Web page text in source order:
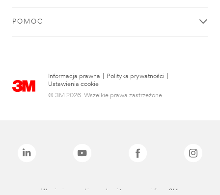
POMOC
Informacja prawna Polityka prywatności
Ustawienia cookie
© 3M 2026. Wszelkie prawa zastrzeżone.
Wymienione marki są znakami towarowymi firmy 3M.